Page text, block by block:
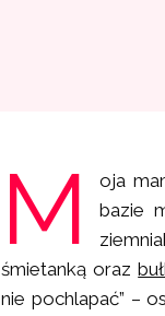
M oja
bazie
śmietanką oraz
nie pochlapać” –